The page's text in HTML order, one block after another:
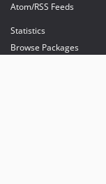
Atom/RSS Feeds
Statistics
Browse Packages